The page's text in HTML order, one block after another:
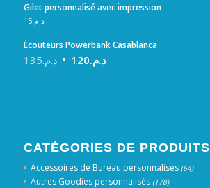
Gilet personnalisé avec impression
د.م.15
Écouteurs Powerbank Casablanca
د.م.135 د.م.120
CATÉGORIES DE PRODUITS
Accessoires de Bureau personnalisés (64)
Autres Goodies personnalisés (178)